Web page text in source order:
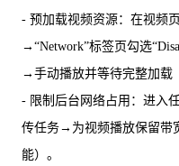
- 预加载视频资源：在视频
→“Network”标签页勾选
→手动播放并等待完整加载
- 限制后台网络占用：进入
传任务→为视频播放保留带
能）。